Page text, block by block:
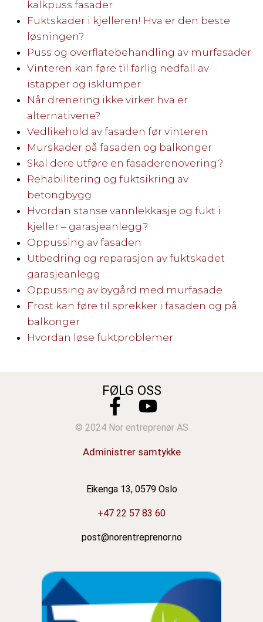
kalkpuss fasader
Fuktskader i kjelleren! Hva er den beste
løsningen?
Puss og overflatebehandling av murfasader
Vinteren kan føre til farlig nedfall av
istapper og isklumper
Når drenering ikke virker hva er
alternativene?
Vedlikehold av fasaden før vinteren
Murskader på fasaden og balkonger
Skal dere utføre en fasaderenovering?
Rehabilitering og fuktsikring av
betongbygg
Hvordan stanse vannlekkasje og fukt i
kjeller – garasjeanlegg?
Oppussing av fasaden
Utbedring og reparasjon av fuktskadet
garasjeanlegg
Oppussing av bygård med murfasade
Frost kan føre til sprekker i fasaden og på
balkonger
Hvordan løse fuktproblemer
FØLG OSS
© 2024 Nor entreprenør AS
Administrer samtykke
Eikenga 13, 0579 Oslo
+47 22 57 83 60
post@norentreprenor.no